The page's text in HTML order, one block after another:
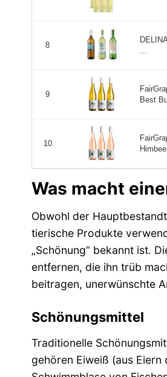
8
...
9
Best
10
Was macht
Obwohl der
tierische Produkte
„Schönung“ bekannt ist.
entfernen, die ihn trüb
beitragen, unerwünschte
Schönungsmittel
Traditionelle
gehören Eiweiß (aus